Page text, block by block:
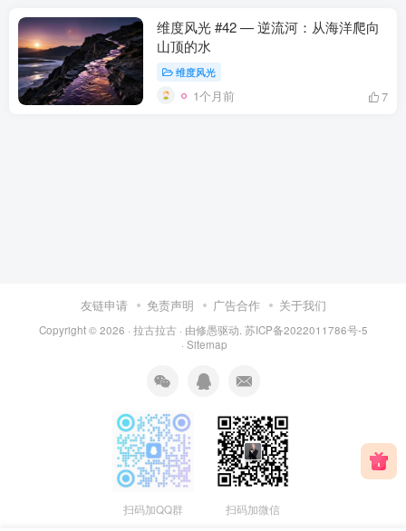
维度风光 #42 — 逆流河：从海洋爬向
山顶的水
维度风光
1个月前 7
友链申请 免责声明 广告合作 关于我们
Copyright © 2026 · 拉古拉古 · 由修愚驱动. 苏ICP备2022011786号-5
· Sitemap
扫码加QQ群 扫码加微信